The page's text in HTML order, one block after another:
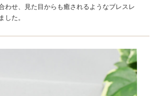
わせ、見た目からも癒されるようなブレスレ
した。